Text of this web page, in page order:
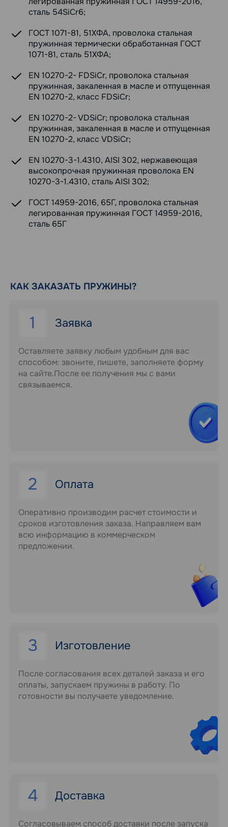
сталь 54SiCr6;
ГОСТ 1071-81, 51ХФА, проволока стальная
пружинная термически обработанная ГОСТ
1071-81, сталь 51ХФА;
EN 10270-2- FDSiCr, проволока стальная
пружинная, закаленная в масле и отпущенная
EN 10270-2, класс FDSiCr;
EN 10270-2- VDSiCr; проволока стальная
пружинная, закаленная в масле и отпущенная
EN 10270-2, класс VDSiCr;
EN 10270-3-1.4310, AISI 302, нержавеющая
высокопрочная пружинная проволока EN
10270-3-1.4310, сталь AISI 302;
ГОСТ 14959-2016, 65Г, проволока стальная
легированная пружинная ГОСТ 14959-2016,
сталь 65Г
КАК ЗАКАЗАТЬ ПРУЖИНЫ?
1 Заявка
Оставляете заявку любым удобным для вас
способом: звоните, пишете, заполняете форму
на сайте.После ее получения мы с вами
связываемся.
2 Оплата
Оперативно производим расчет стоимости и
сроков изготовления заказа. Направляем вам
всю информацию в коммерческом
предложении.
3 Изготовление
После согласования всех деталей заказа и его
оплаты, запускаем пружины в работу. По
готовности вы получаете уведомление.
4 Доставка
Согласовываем способ доставки после запуска